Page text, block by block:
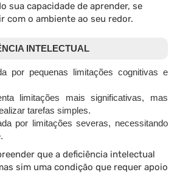
sua capacidade de aprender, se
com o ambiente ao seu redor.
INTELECTUAL
por pequenas limitações cognitivas e
limitações mais significativas, mas
tarefas simples.
por limitações severas, necessitando
que a deficiência intelectual
sim uma condição que requer apoio